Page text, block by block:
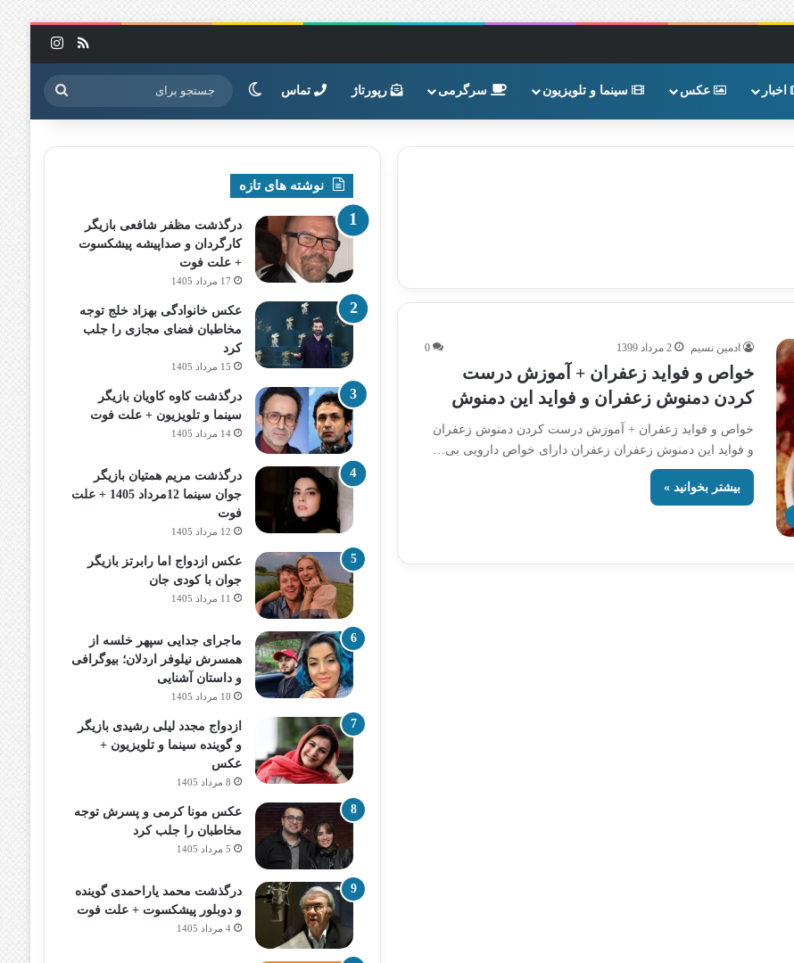
خوراک
اخبار عکس سینما و تلویزیون سرگرمی رپورتاژ تماس تغییر پوسته جستجو
برای
ادمین نسیم 2 مرداد 1399 0
خواص و فواید زعفران + آموزش درست
کردن دمنوش زعفران و فواید این دمنوش
خواص و فواید زعفران + آموزش درست کردن دمنوش زعفران
و فواید این دمنوش زعفران زعفران دارای خواص دارویی بی…
بیشتر بخوانید »
نوشته های تازه
درگذشت مظفر شافعی بازیگر
کارگردان و صداپیشه پیشکسوت
+ علت فوت
17 مرداد 1405
عکس خانوادگی بهزاد خلج توجه
مخاطبان فضای مجازی را جلب
کرد
15 مرداد 1405
درگذشت کاوه کاویان بازیگر
سینما و تلویزیون + علت فوت
14 مرداد 1405
درگذشت مریم همتیان بازیگر
جوان سینما 12مرداد 1405 + علت
فوت
12 مرداد 1405
عکس ازدواج اما رابرتز بازیگر
جوان با کودی جان
11 مرداد 1405
ماجرای جدایی سپهر خلسه از
همسرش نیلوفر اردلان؛ بیوگرافی
و داستان آشنایی
10 مرداد 1405
ازدواج مجدد لیلی رشیدی بازیگر
و گوینده سینما و تلویزیون +
عکس
8 مرداد 1405
عکس مونا کرمی و پسرش توجه
مخاطبان را جلب کرد
5 مرداد 1405
درگذشت محمد یاراحمدی گوینده
و دوبلور پیشکسوت + علت فوت
4 مرداد 1405